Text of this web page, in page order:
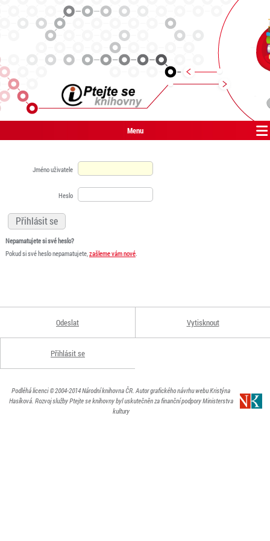
Menu
Jméno uživatele
Heslo
Nepamatujete si své heslo?
Pokud si své heslo nepamatujete,zašleme vám nové.
Odeslat Vytisknout
Přihlásit se
Podléhá licenci© 2004-2014Národní knihovna ČR. Autor grafického návrhu webu Kristýna
Hasíková. Rozvoj služby Ptejte se knihovny byl uskutečněn za finanční podpory Ministerstva
kultury